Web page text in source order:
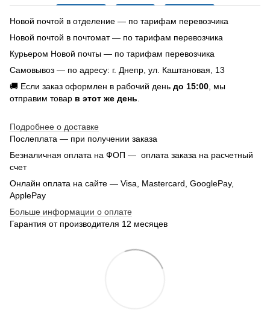
Новой почтой в отделение — по тарифам перевозчика
Новой почтой в почтомат — по тарифам перевозчика
Курьером Новой почты — по тарифам перевозчика
Самовывоз — по адресу: г. Днепр, ул. Каштановая, 13
🚚 Если заказ оформлен в рабочий день до 15:00 , мы
отправим товар в этот же день
Подробнее о доставке
Послеплата — при получении заказа
Безналичная оплата на ФОП — оплата заказа на расчетный
счет
Онлайн оплата на сайте — Visa, Mastercard, GooglePay,
ApplePay
Больше информации о оплате
Гарантия от производителя 12 месяцев